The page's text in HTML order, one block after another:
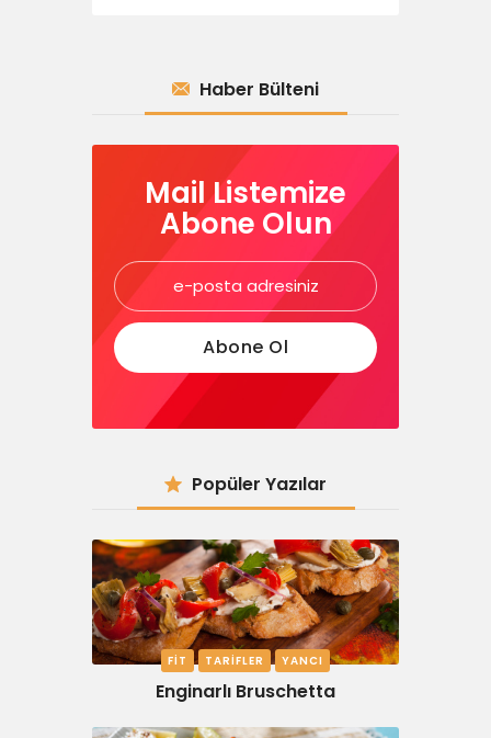
Haber Bülteni
Mail Listemize
Abone Olun
Popüler Yazılar
FIT TARIFLER YANCI
Enginarlı Bruschetta